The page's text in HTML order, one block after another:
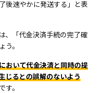
後速やかに発送する」と表
、「代金決済手続の完了確
。
おいて代金決済と同時の提
じるとの誤解のないよう
です。